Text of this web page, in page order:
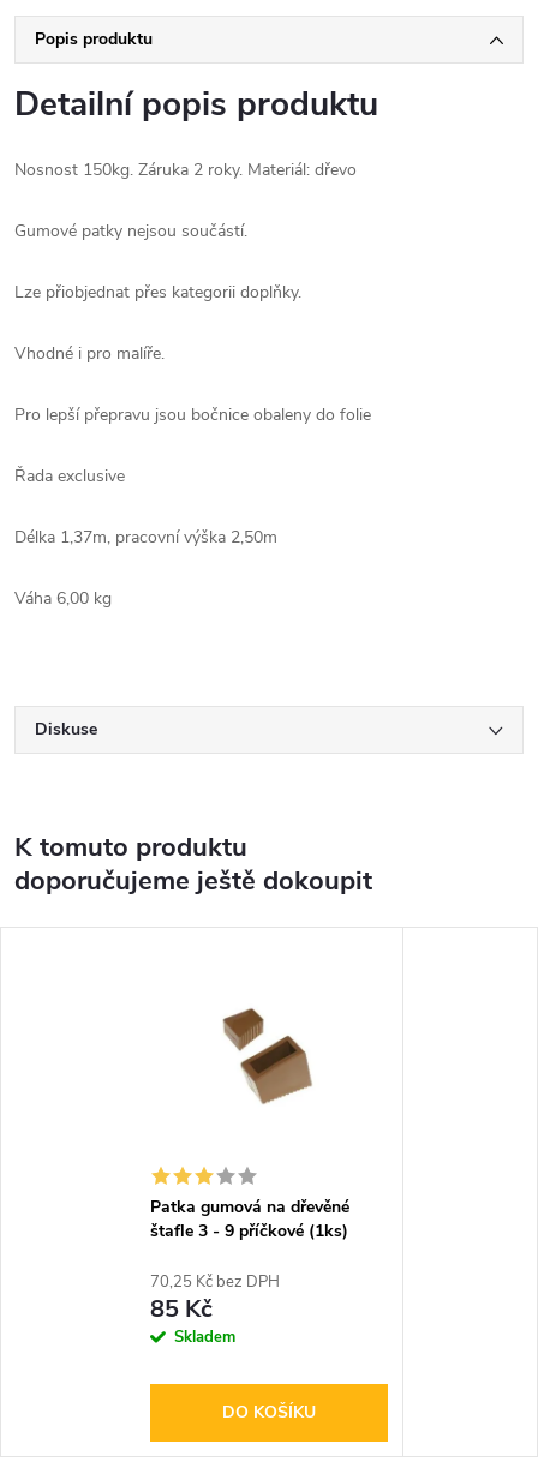
Popis produktu
Detailní popis produktu
Nosnost 150kg. Záruka 2 roky. Materiál: dřevo
Gumové patky nejsou součástí.
Lze přiobjednat přes kategorii doplňky.
Vhodné i pro malíře.
Pro lepší přepravu jsou bočnice obaleny do folie
Řada exclusive
Délka 1,37m, pracovní výška 2,50m
Váha 6,00 kg
Diskuse
K tomuto produktu
doporučujeme ještě dokoupit
Patka gumová na dřevěné
štafle 3 - 9 příčkové (1ks)
70,25 Kč bez DPH
85 Kč
Skladem
DO KOŠÍKU